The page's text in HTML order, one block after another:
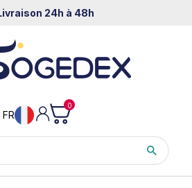
24h à 48h
FR
0